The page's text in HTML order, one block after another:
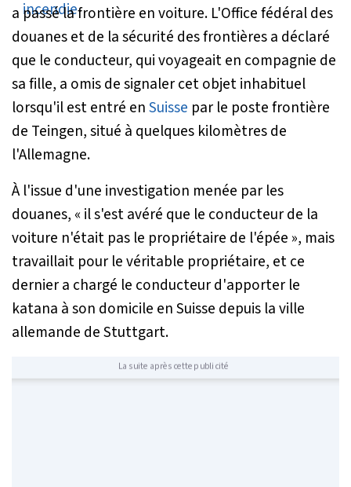
a passé la frontière en voiture. L'Office fédéral des
douanes et de la sécurité des frontières a déclaré
que le conducteur, qui voyageait en compagnie de
sa fille, a omis de signaler cet objet inhabituel
lorsqu'il est entré enSuisse par le poste frontière
de Teingen, situé à quelques kilomètres de
l'Allemagne.
À l'issue d'une investigation menée par les
douanes, « il s'est avéré que le conducteur de la
voiture n'était pas le propriétaire de l'épée », mais
travaillait pour le véritable propriétaire, et ce
dernier a chargé le conducteur d'apporter le
katana à son domicile en Suisse depuis la ville
allemande de Stuttgart.
La suite après cette publicité